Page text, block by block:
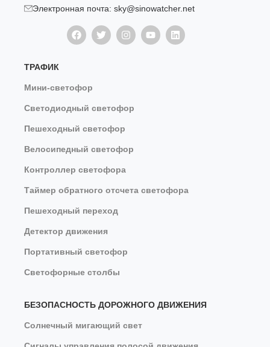
Электронная почта: sky@sinowatcher.net
ТРАФИК
Мини-светофор
Светодиодный светофор
Пешеходный светофор
Велосипедный светофор
Контроллер светофора
Таймер обратного отсчета светофора
Пешеходный переход
Детектор движения
Портативный светофор
Светофорные столбы
БЕЗОПАСНОСТЬ ДОРОЖНОГО ДВИЖЕНИЯ
Солнечный мигающий свет